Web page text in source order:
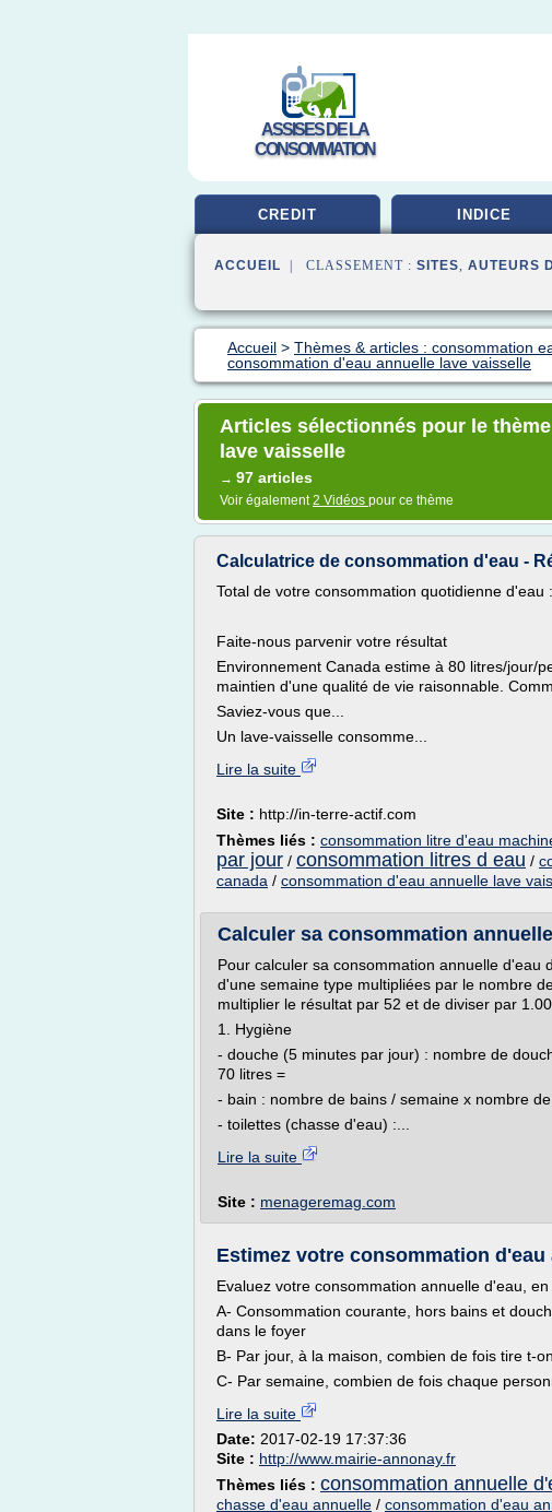
ASSISES DE LA
CONSOMMATION
CREDIT INDICE
ACCUEIL | CLASSEMENT : SITES, AUTEURS
Accueil > Thèmes & articles : consommation
consommation d'eau annuelle lave vaisselle
Articles sélectionnés pour le
lave vaisselle
→ 97 articles
Voir également2 Vidéos pour ce thème
Calculatrice de consommation d'eau -
Total de votre consommation quotidienne d'eau :
Faite-nous parvenir votre résultat
Environnement Canada estime à 80 litres/jour/
maintien d'une qualité de vie raisonnable.
Saviez-vous que...
Un lave-vaisselle consomme...
Lire la suite
Site : http://in-terre-actif.com
Thèmes liés : consommation litre d'eau
par jour / consommation litres d eau /
canada / consommation d'eau annuelle lave
Calculer sa consommation
Pour calculer sa consommation annuelle d'eau
d'une semaine type multipliées par le nombre
multiplier le résultat par 52 et de diviser par
1. Hygiène
- douche (5 minutes par jour) : nombre de
70 litres =
- bain : nombre de bains / semaine x nombre
- toilettes (chasse d'eau) :...
Lire la suite
Site : menageremag.com
Estimez votre consommation
Evaluez votre consommation annuelle d'eau,
A- Consommation courante, hors bains et
dans le foyer
B- Par jour, à la maison, combien de fois tire t-
C- Par semaine, combien de fois chaque
Lire la suite
Date: 2017-02-19 17:37:36
Site : http://www.mairie-annonay.fr
Thèmes liés : consommation annuelle
chasse d'eau annuelle / consommation d'eau